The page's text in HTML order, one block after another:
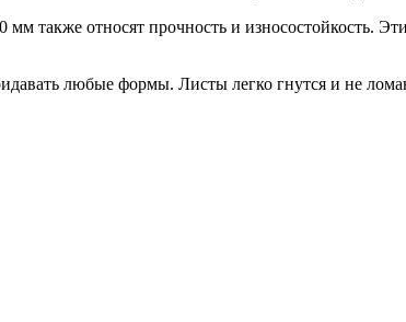
также относят прочность и износостойкость.
любые формы. Листы легко гнутся и не